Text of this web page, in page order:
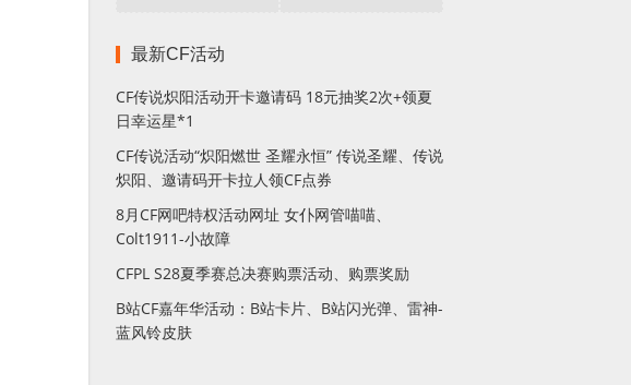
最新CF活动
CF传说炽阳活动开卡邀请码 18元抽奖2次+领夏
日幸运星*1
CF传说活动“炽阳燃世 圣耀永恒” 传说圣耀、传说
炽阳、邀请码开卡拉人领CF点券
8月CF网吧特权活动网址 女仆网管喵喵、
Colt1911-小故障
CFPL S28夏季赛总决赛购票活动、购票奖励
B站CF嘉年华活动：B站卡片、B站闪光弹、雷神-
蓝风铃皮肤